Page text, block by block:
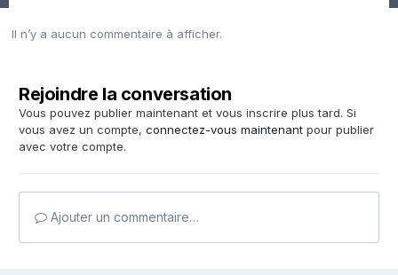
Il n’y a aucun commentaire à afficher.
Rejoindre la conversation
Vous pouvez publier maintenant et vous inscrire plus tard. Si
vous avez un compte, connectez-vous maintenant pour publier
avec votre compte.
Ajouter un commentaire…